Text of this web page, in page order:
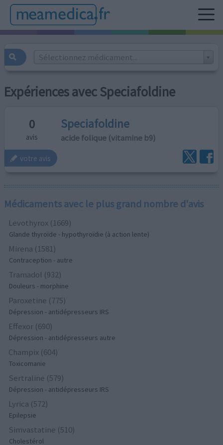
Sélectionnez médicament...
Expériences avec Speciafoldine
0
avis
Speciafoldine
acide folique (vitamine b9)
votre avis
Médicaments avec le plus grand nombre d'avis
Levothyrox (1669)
Glande thyroïde - hypothyroïdie (à action lente)
Mirena (1581)
Contraception - autre
Tramadol (932)
Douleurs - morphine
Paroxetine (775)
Dépression - antidépresseurs IRS
Effexor (690)
Dépression - antidépresseurs autre
Champix (604)
Toxicomanie
Sertraline (579)
Dépression - antidépresseurs IRS
Lyrica (572)
Epilepsie
Simvastatine (510)
Cholestérol